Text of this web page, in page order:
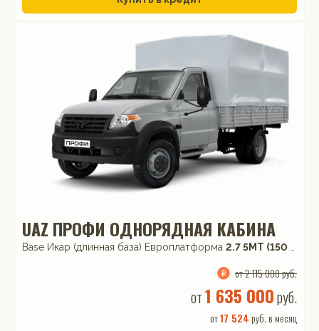
UAZ ПРОФИ ОДНОРЯДНАЯ КАБИНА
Base Икар (длинная база) Европлатформа 2.7 5MT (150 л.с.) RWD
от 2 115 000 руб.
от1 635 000руб.
от17 524 руб. в месяц